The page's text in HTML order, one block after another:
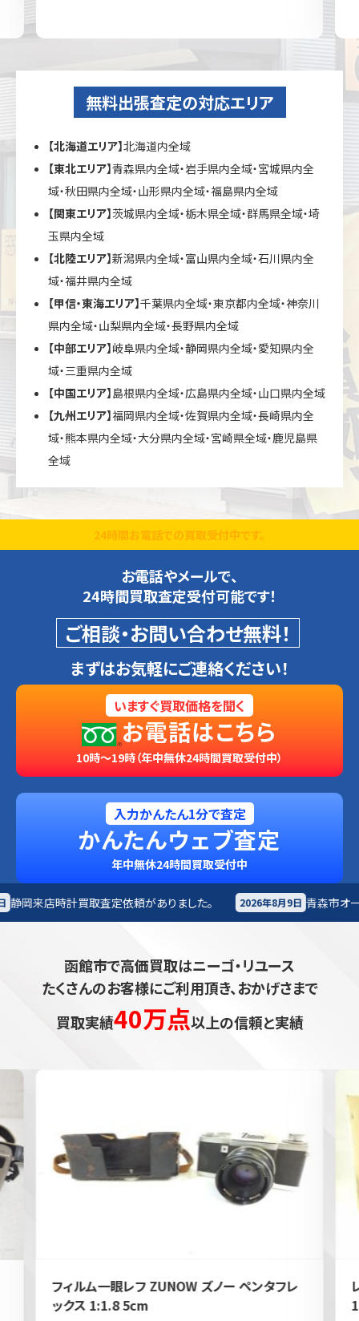
無料出張査定の対応エリア
【北海道エリア】北海道内全域
【東北エリア】青森県内全域・岩手県内全域・宮城県内全
域・秋田県内全域・山形県内全域・福島県内全域
【関東エリア】茨城県内全域・栃木県全域・群馬県全域・埼
玉県内全域
【北陸エリア】新潟県内全域・富山県内全域・石川県内全
域・福井県内全域
【甲信・東海エリア】千葉県内全域・東京都内全域・神奈川
県内全域・山梨県内全域・長野県内全域
【中部エリア】岐阜県内全域・静岡県内全域・愛知県内全
域・三重県内全域
【中国エリア】島根県内全域・広島県内全域・山口県内全域
【九州エリア】福岡県内全域・佐賀県内全域・長崎県内全
域・熊本県内全域・大分県内全域・宮崎県全域・鹿児島県
全域
24時間お電話での買取受付中です。
お電話やメールで、
24時間買取査定受付可能です！
ご相談・お問い合わせ無料！
まずはお気軽にご連絡ください！
いますぐ買取価格を聞く
お電話はこちら
10時～19時（年中無休24時間買取受付中）
入力かんたん1分で査定
かんたんウェブ査定
年中無休24時間買取受付中
頼がありました。 2026年8月9日 青森市 オーディオ買取査定依頼が
函館市で高価買取はニーゴ・リユース
たくさんのお客様にご利用頂き、おかげさまで
買取実績40万点以上の信頼と実績
フィルム一眼レフ ZUNOW ズノー ペンタフレ
ックス 1:1.8 5cm